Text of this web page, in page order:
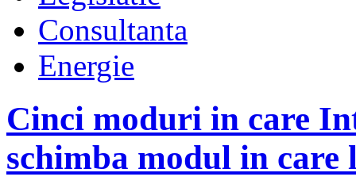
Consultanta
Energie
Cinci moduri in care
schimba modul in care